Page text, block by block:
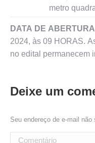
metro
DATA DE
2024, às 09 HORAS.
no edital permanecem
Deixe um
Seu endereço de e-mail não
Comentário